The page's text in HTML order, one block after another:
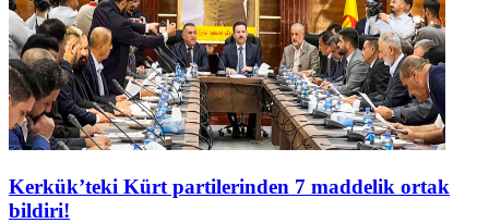
Kerkük’teki Kürt partilerinden 7 maddelik ortak
bildiri!